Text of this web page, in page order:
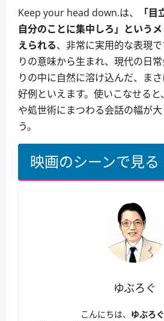
Keep your head down.は、
「
自分のことに集中しろ」という
えられる、非常に実用的な表現
りの意味から生まれ、現代の日
りの中に自然に溶け込んだ、ま
好例といえます。使いこなせる
や処世術にまつわる会話の幅が
う。
映画のシーンで見る
ゆぶろぐ
こんにちは、 ゆぶろぐ